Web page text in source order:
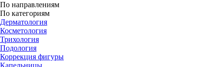
По направлениям
По категориям
Дерматология
Косметология
Трихология
Подология
Коррекция фигуры
Капельницы